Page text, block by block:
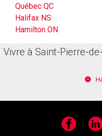
Québec QC
Halifax NS
Hamilton ON
Vivre à Saint-Pierre-
Facebook